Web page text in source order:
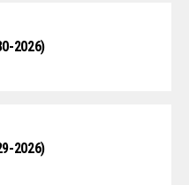
2026)
2026)